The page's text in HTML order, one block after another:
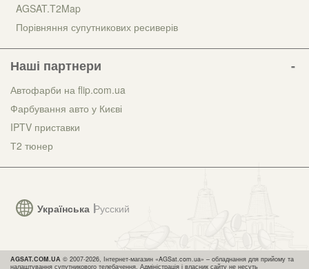
Українська Русский
AGSAT.T2Map
Порівняння супутникових ресиверів
Наші партнери
Автофарби на flip.com.ua
Фарбування авто у Києві
IPTV приставки
Т2 тюнер
AGSAT.COM.UA © 2007-2026, Інтернет-магазин «AGSat.com.ua» – обладнання для прийому та
налаштування супутникового телебачення. Адміністрація і власник сайту не несуть